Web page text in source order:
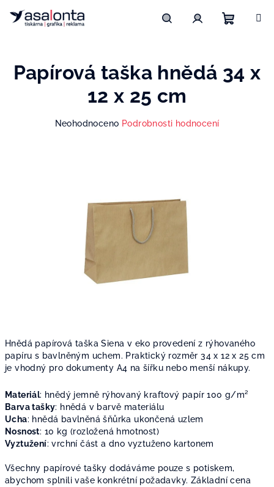
košík
Hnědá papírová taška Siena v eko provedení z rýhovaného
papíru s bavlněným uchem. Praktický rozměr 34 x 12 x 25 cm
je vhodný pro dokumenty A4 na šířku nebo menší nákupy.
Materiál: hnědý jemně rýhovaný kraftový papír 100g/m²
Barva tašky: hnědá v barvě materiálu
Ucha: hnědá bavlněná šňůrka ukončená uzlem
Nosnost: 10 kg (rozložená hmotnost)
Vyztužení: vrchní část a dno vyztuženo kartonem
Všechny papírové tašky dodáváme pouze s potiskem,
abychom splnili vaše konkrétní požadavky. Základní cena
Papírová taška hnědá 34 x
12 x 25 cm
Průměrné
hvězdiček.
Neohodnoceno Podrobnosti hodnocení